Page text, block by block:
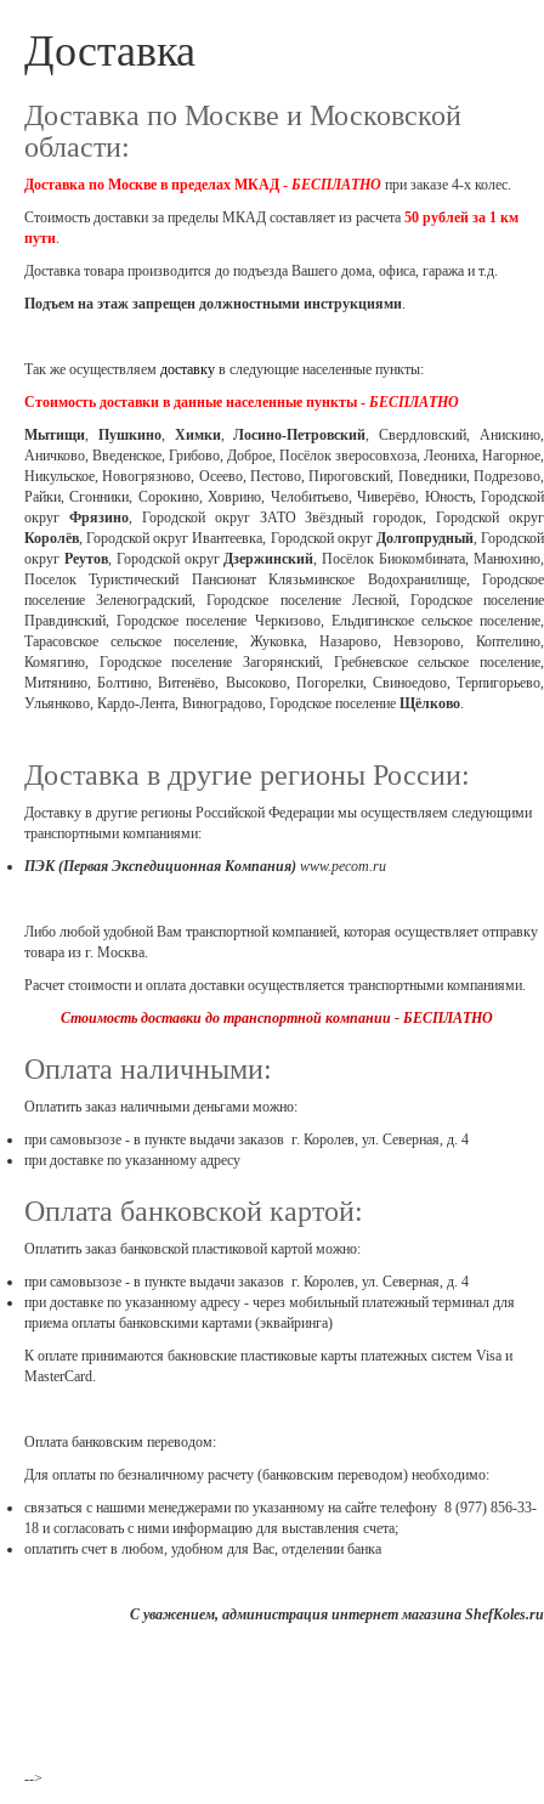
Доставка
Доставка по Москве и Московской
области:
Доставка по Москве в пределах МКАД - БЕСПЛАТНО при заказе 4-х колес.
Стоимость доставки за пределы МКАД составляет из расчета 50 рублей за 1 км
пути.
Доставка товара производится до подъезда Вашего дома, офиса, гаража и т.д.
Подъем на этаж запрещен должностными инструкциями.
Так же осуществляем доставку в следующие населенные пункты:
Стоимость доставки в данные населенные пункты - БЕСПЛАТНО
Мытищи, Пушкино, Химки,Лосино-Петровский, Свердловский, Анискино,
Аничково, Введенское, Грибово, Доброе, Посёлок зверосовхоза, Леониха, Нагорное,
Никульское, Новогрязново, Осеево, Пестово, Пироговский, Поведники, Подрезово,
Райки, Сгонники, Сорокино, Ховрино, Челобитьево, Чиверёво, Юность, Городской
округ Фрязино, Городской округ ЗАТО Звёздный городок, Городской округ
Королёв, Городской округ Ивантеевка, Городской округ Долгопрудный, Городской
округ Реутов, Городской округДзержинский, Посёлок Биокомбината, Манюхино,
Поселок Туристический Пансионат Клязьминское Водохранилище, Городское
поселение Зеленоградский, Городское поселение Лесной, Городское поселение
Правдинский, Городское поселение Черкизово, Ельдигинское сельское поселение,
Тарасовское сельское поселение, Жуковка, Назарово, Невзорово, Коптелино,
Комягино, Городское поселение Загорянский, Гребневское сельское поселение,
Митянино, Болтино, Витенёво, Высоково, Погорелки, Свиноедово, Терпигорьево,
Ульянково, Кардо-Лента, Виноградово, Городское поселение Щёлково.
Доставка в другие регионы России:
Доставку в другие регионы Российской Федерации мы осуществляем следующими
транспортными компаниями:
ПЭК (Первая Экспедиционная Компания) www.pecom.ru
Либо любой удобной Вам транспортной компанией, которая осуществляет отправку
товара из г. Москва.
Расчет стоимости и оплата доставки осуществляется транспортными компаниями.
Стоимость доставки до транспортной компании - БЕСПЛАТНО
Оплата наличными:
Оплатить заказ наличными деньгами можно:
при самовызозе - в пункте выдачи заказов г. Королев, ул. Северная, д. 4
при доставке по указанному адресу
Оплата банковской картой:
Оплатить заказ банковской пластиковой картой можно:
при самовызозе - в пункте выдачи заказов г. Королев, ул. Северная, д. 4
при доставке по указанному адресу - через мобильный платежный терминал для
приема оплаты банковскими картами (эквайринга)
К оплате принимаются бакновские пластиковые карты платежных систем Visa и
MasterCard.
Оплата банковским переводом:
Для оплаты по безналичному расчету (банковским переводом) необходимо:
связаться с нашими менеджерами по указанному на сайте телефону 8 (977) 856-33-
18 и согласовать с ними информацию для выставления счета;
оплатить счет в любом, удобном для Вас, отделении банка
С уважением, администрация интернет магазина ShefKoles.ru
-->